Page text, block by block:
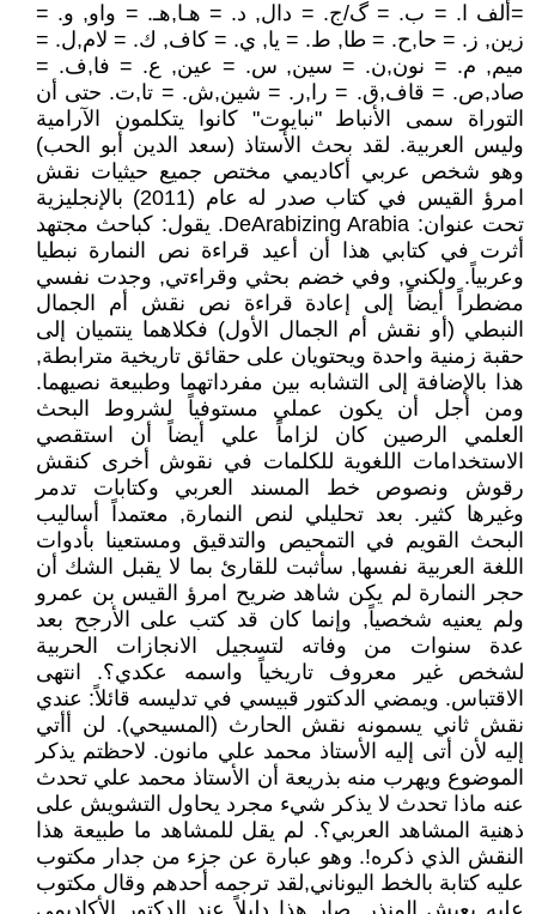
=ألف ا. = ب. = گ/ج. = دال, د. = هـا,هـ. = واو, و. =
زين, ز. = حا,ح. = طا, ط. = يا, ي. = كاف, ك. = لام,ل. =
ميم, م. = نون,ن. = سين, س. = عين, ع. = فا,ف. =
صاد,ص. = قاف,ق. = را,ر. = شين,ش. = تا,ت. حتى أن
التوراة سمى الأنباط "نبايوت" كانوا يتكلمون الآرامية
وليس العربية. لقد بحث الأستاذ (سعد الدين أبو الحب)
وهو شخص عربي أكاديمي مختص جميع حيثيات نقش
امرؤ القيس في كتاب صدر له عام (2011) بالإنجليزية
تحت عنوان: DeArabizing Arabia. يقول: كباحث مجتهد
أثرت في كتابي هذا أن أعيد قراءة نص النمارة نبطيا
وعربياً. ولكني, وفي خضم بحثي وقراءتي, وجدت نفسي
مضطراً أيضاً إلى إعادة قراءة نص نقش أم الجمال
النبطي (أو نقش أم الجمال الأول) فكلاهما ينتميان إلى
حقبة زمنية واحدة ويحتويان على حقائق تاريخية مترابطة,
هذا بالإضافة إلى التشابه بين مفرداتهما وطبيعة نصيهما.
ومن أجل أن يكون عملي مستوفياً لشروط البحث
العلمي الرصين كان لزاماً علي أيضاً أن استقصي
الاستخدامات اللغوية للكلمات في نقوش أخرى كنقش
رقوش ونصوص خط المسند العربي وكتابات تدمر
وغيرها كثير. بعد تحليلي لنص النمارة, معتمداً أساليب
البحث القويم في التمحيص والتدقيق ومستعينا بأدوات
اللغة العربية نفسها, سأثبت للقارئ بما لا يقبل الشك أن
حجر النمارة لم يكن شاهد ضريح امرؤ القيس بن عمرو
ولم يعنيه شخصياً, وإنما كان قد كتب على الأرجح بعد
عدة سنوات من وفاته لتسجيل الانجازات الحربية
لشخص غير معروف تاريخياً واسمه عكدي؟. انتهى
الاقتباس. ويمضي الدكتور قبيسي في تدليسه قائلاً: عندي
نقش ثاني يسمونه نقش الحارث (المسيحي). لن أأتي
إليه لأن أتى إليه الأستاذ محمد علي مانون. لاحظتم يذكر
الموضوع ويهرب منه بذريعة أن الأستاذ محمد علي تحدث
عنه ماذا تحدث لا يذكر شيء مجرد يحاول التشويش على
ذهنية المشاهد العربي؟. لم يقل للمشاهد ما طبيعة هذا
النقش الذي ذكره!. وهو عبارة عن جزء من جدار مكتوب
عليه كتابة بالخط اليوناني,لقد ترجمه أحدهم وقال مكتوب